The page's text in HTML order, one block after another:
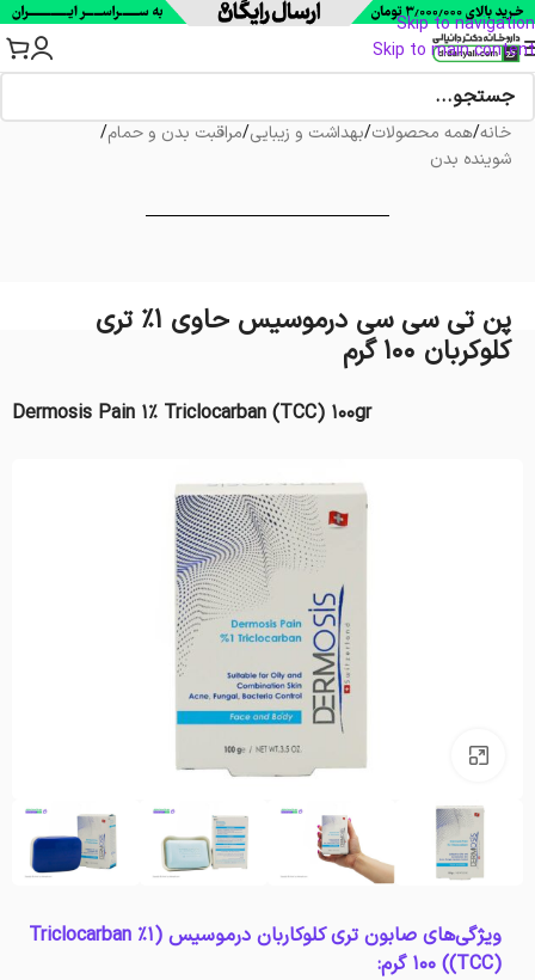
Skip to navigation
Skip to main content
خانه/همه محصولات/بهداشت و زیبایی/مراقبت بدن و حمام/
شوینده بدن
پن تی سی سی درموسیس حاوی 1% تری
کلوکربان 100 گرم
Dermosis Pain 1% Triclocarban (TCC) 100gr
ویژگی‌های صابون تری کلوکاربان درموسیس (1% Triclocarban
(TCC)) 100 گرم: